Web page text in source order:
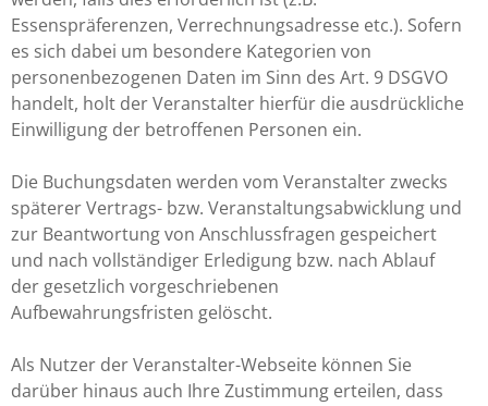
Essenspräferenzen, Verrechnungsadresse etc.). Sofern
es sich dabei um besondere Kategorien von
personenbezogenen Daten im Sinn des Art. 9 DSGVO
handelt, holt der Veranstalter hierfür die ausdrückliche
Einwilligung der betroffenen Personen ein.
Die Buchungsdaten werden vom Veranstalter zwecks
späterer Vertrags- bzw. Veranstaltungsabwicklung und
zur Beantwortung von Anschlussfragen gespeichert
und nach vollständiger Erledigung bzw. nach Ablauf
der gesetzlich vorgeschriebenen
Aufbewahrungsfristen gelöscht.
Als Nutzer der Veranstalter-Webseite können Sie
darüber hinaus auch Ihre Zustimmung erteilen, dass